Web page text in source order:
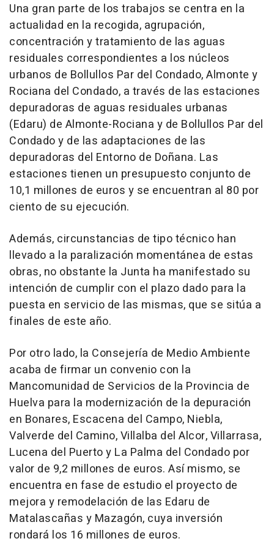
Una gran parte de los trabajos se centra en la
actualidad en la recogida, agrupación,
concentración y tratamiento de las aguas
residuales correspondientes a los núcleos
urbanos de Bollullos Par del Condado, Almonte y
Rociana del Condado, a través de las estaciones
depuradoras de aguas residuales urbanas
(Edaru) de Almonte-Rociana y de Bollullos Par del
Condado y de las adaptaciones de las
depuradoras del Entorno de Doñana. Las
estaciones tienen un presupuesto conjunto de
10,1 millones de euros y se encuentran al 80 por
ciento de su ejecución.
Además, circunstancias de tipo técnico han
llevado a la paralización momentánea de estas
obras, no obstante la Junta ha manifestado su
intención de cumplir con el plazo dado para la
puesta en servicio de las mismas, que se sitúa a
finales de este año.
Por otro lado, la Consejería de Medio Ambiente
acaba de firmar un convenio con la
Mancomunidad de Servicios de la Provincia de
Huelva para la modernización de la depuración
en Bonares, Escacena del Campo, Niebla,
Valverde del Camino, Villalba del Alcor, Villarrasa,
Lucena del Puerto y La Palma del Condado por
valor de 9,2 millones de euros. Así mismo, se
encuentra en fase de estudio el proyecto de
mejora y remodelación de las Edaru de
Matalascañas y Mazagón, cuya inversión
rondará los 16 millones de euros.